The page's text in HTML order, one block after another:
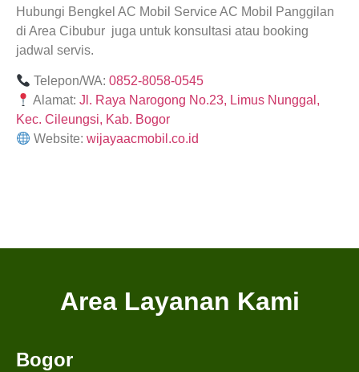
Hubungi Bengkel AC Mobil Service AC Mobil Panggilan
di Area Cibubur juga untuk konsultasi atau booking
jadwal servis.
Telepon/WA:0852-8058-0545
Alamat:Jl. Raya Narogong No.23, Limus Nunggal,
Kec. Cileungsi, Kab. Bogor
Website:wijayaacmobil.co.id
Area Layanan Kami
Bogor